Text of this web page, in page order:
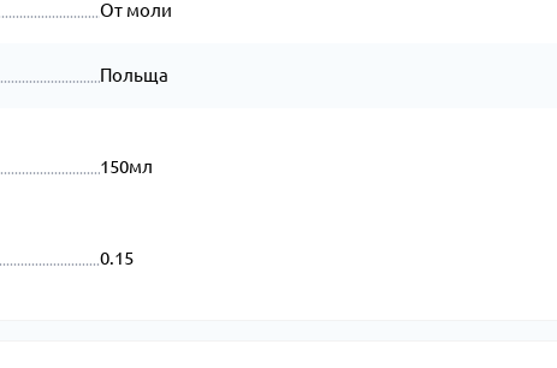
От моли
Польща
150мл
0.15